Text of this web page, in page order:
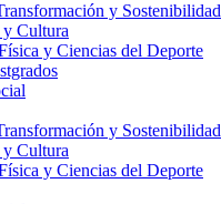
y Sostenibilidad
Cultura
y Ciencias del Deporte
y Sostenibilidad
Cultura
y Ciencias del Deporte